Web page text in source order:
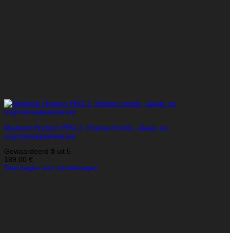
Medivon Horizon PRO 2, Shiatsu hoofd-, slaap- en
oogmassageapparaat
Gewaardeerd 5 uit 5
189.00 €
Toevoegen aan winkelwagen